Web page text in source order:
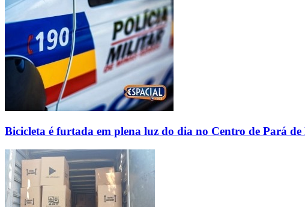
Bicicleta é furtada em plena luz do dia no Centro de Pará